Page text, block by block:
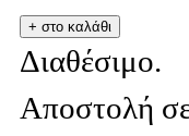
Διαθέσιμο.
Αποστολή